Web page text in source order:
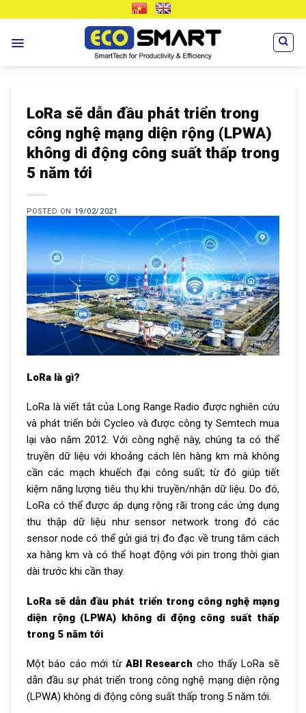
content
VN EN
LoRa sẽ dẫn đầu phát triển trong
công nghệ mạng diện rộng (LPWA)
không di động công suất thấp trong
5 năm tới
POSTED ON 19/02/2021
LoRa là gì?
LoRa là viết tắt của Long Range Radio được nghiên cứu
và phát triển bởi Cycleo và được công ty Semtech mua
lại vào năm 2012. Với công nghệ này, chúng ta có thể
truyền dữ liệu với khoảng cách lên hàng km mà không
cần các mạch khuếch đại công suất; từ đó giúp tiết
kiệm năng lượng tiêu thụ khi truyền/nhận dữ liệu. Do đó,
LoRa có thể được áp dụng rộng rãi trong các ứng dụng
thu thập dữ liệu như sensor network trong đó các
sensor node có thể gửi giá trị đo đạc về trung tâm cách
xa hàng km và có thể hoạt động với pin trong thời gian
dài trước khi cần thay.
LoRa sẽ dẫn đầu phát triển trong công nghệ mạng
diện rộng (LPWA) không di động công suất thấp
trong 5 năm tới
Một báo cáo mới từ ABI Research cho thấy LoRa sẽ
dẫn đầu sự phát triển trong công nghệ mạng diện rộng
(LPWA) không di động công suất thấp trong 5 năm tới.